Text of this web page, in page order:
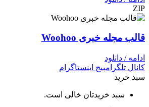
ZIP
قالب مجله خبری Woohoo
ادامه / دانلود
کانال تلگرامپیج اینستاگرام
سبد خرید
سبد خریدتان خالی است.